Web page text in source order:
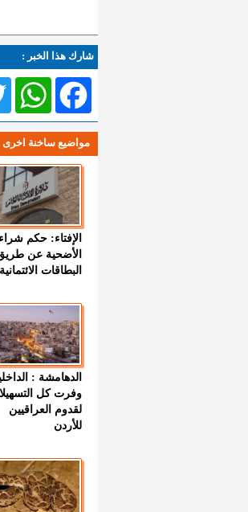
شارك هذا الخبر :
WhatsAppFacebook
مواضيع ساخنة اخرى
الإفتاء: حكم شراء
الأضحية عن
البطاقات الائتمانية
الدهامشة :
وفرت كل
لقدوم العراقيين
للأردن